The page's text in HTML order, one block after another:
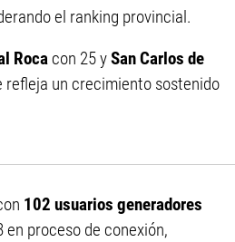
el ranking provincial.
Roca con 25 ySan Carlos de
refleja un crecimiento sostenido
102 usuarios generadores
en proceso de conexión,